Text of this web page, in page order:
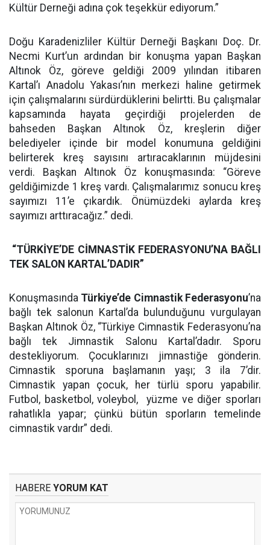
Kültür Derneği adına çok teşekkür ediyorum.”
Doğu Karadenizliler Kültür Derneği Başkanı Doç. Dr.
Necmi Kurt’un ardından bir konuşma yapan Başkan
Altınok Öz, göreve geldiği 2009 yılından itibaren
Kartal’ı Anadolu Yakası’nın merkezi haline getirmek
için çalışmalarını sürdürdüklerini belirtti. Bu çalışmalar
kapsamında hayata geçirdiği projelerden de
bahseden Başkan Altınok Öz, kreşlerin diğer
belediyeler içinde bir model konumuna geldiğini
belirterek kreş sayısını artıracaklarının müjdesini
verdi. Başkan Altınok Öz konuşmasında: “Göreve
geldiğimizde 1 kreş vardı. Çalışmalarımız sonucu kreş
sayımızı 11’e çıkardık. Önümüzdeki aylarda kreş
sayımızı arttıracağız.” dedi.
“TÜRKİYE’DE CİMNASTİK FEDERASYONU’NA BAĞLI
TEK SALON KARTAL’DADIR”
Konuşmasında Türkiye’de Cimnastik Federasyonu’na
bağlı tek salonun Kartal’da bulunduğunu vurgulayan
Başkan Altınok Öz, “Türkiye Cimnastik Federasyonu’na
bağlı tek Jimnastik Salonu Kartal’dadır. Sporu
destekliyorum. Çocuklarınızı jimnastiğe gönderin.
Cimnastik sporuna başlamanın yaşı; 3 ila 7’dir.
Cimnastik yapan çocuk, her türlü sporu yapabilir.
Futbol, basketbol, voleybol, yüzme ve diğer sporları
rahatlıkla yapar; çünkü bütün sporların temelinde
cimnastik vardır” dedi.
HABERE YORUM KAT